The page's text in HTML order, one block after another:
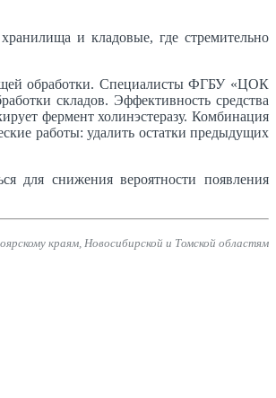
и кладовые, где стремительно
обработки. Специалисты ФГБУ «ЦОК
складов. Эффективность средства
фермент холинэстеразу. Комбинация
работы: удалить остатки предыдущих
для снижения вероятности появления
краям, Новосибирской и Томской областям